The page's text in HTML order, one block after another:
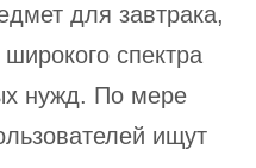
для завтрака,
спектра
нужд. По мере
ищут